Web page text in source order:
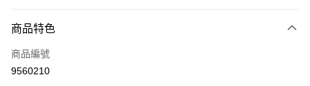
LINE Pay
Apple Pay
商品特色
商品編號
9560210